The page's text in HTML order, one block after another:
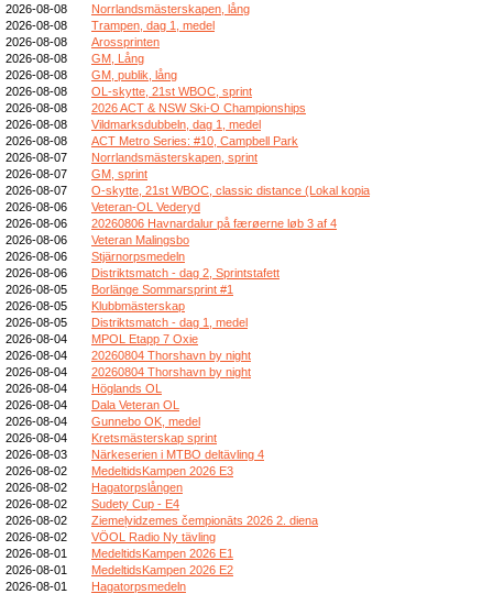
2026-08-08
Norrlandsmästerskapen, lång
2026-08-08
Trampen, dag 1, medel
2026-08-08
Arossprinten
2026-08-08
GM, Lång
2026-08-08
GM, publik, lång
2026-08-08
OL-skytte, 21st WBOC, sprint
2026-08-08
2026 ACT & NSW Ski-O Championships
2026-08-08
Vildmarksdubbeln, dag 1, medel
2026-08-08
ACT Metro Series: #10, Campbell Park
2026-08-07
Norrlandsmästerskapen, sprint
2026-08-07
GM, sprint
2026-08-07
O-skytte, 21st WBOC, classic distance (Lokal kopia
2026-08-06
Veteran-OL Vederyd
2026-08-06
20260806 Havnardalur på færøerne løb 3 af 4
2026-08-06
Veteran Malingsbo
2026-08-06
Stjärnorpsmedeln
2026-08-06
Distriktsmatch - dag 2, Sprintstafett
2026-08-05
Borlänge Sommarsprint #1
2026-08-05
Klubbmästerskap
2026-08-05
Distriktsmatch - dag 1, medel
2026-08-04
MPOL Etapp 7 Oxie
2026-08-04
20260804 Thorshavn by night
2026-08-04
20260804 Thorshavn by night
2026-08-04
Höglands OL
2026-08-04
Dala Veteran OL
2026-08-04
Gunnebo OK, medel
2026-08-04
Kretsmästerskap sprint
2026-08-03
Närkeserien i MTBO deltävling 4
2026-08-02
MedeltidsKampen 2026 E3
2026-08-02
Hagatorpslången
2026-08-02
Sudety Cup - E4
2026-08-02
Ziemeļvidzemes čempionāts 2026 2. diena
2026-08-02
VÖOL Radio Ny tävling
2026-08-01
MedeltidsKampen 2026 E1
2026-08-01
MedeltidsKampen 2026 E2
2026-08-01
Hagatorpsmedeln